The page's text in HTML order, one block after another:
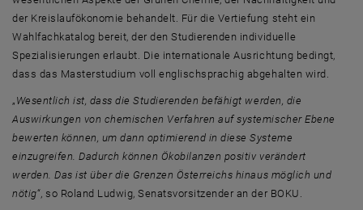
der Kreislaufökonomie behandelt. Für die Vertiefung steht ein
Wahlfachkatalog bereit, der den Studierenden individuelle
Spezialisierungen erlaubt. Die internationale Ausrichtung bedingt,
dass das Masterstudium voll englischsprachig abgehalten wird.
„ Wesentlich ist, dass die Studierenden befähigt werden, die
Auswirkungen von chemischen Verfahren auf systemischer Ebene
bewerten können, um dann optimierend in diese Systeme
einzugreifen. Dadurch können Ökobilanzen positiv verändert
werden. Das ist über die Grenzen Österreichs hinaus möglich und
nötig“, so Roland Ludwig, Senatsvorsitzender an der BOKU.